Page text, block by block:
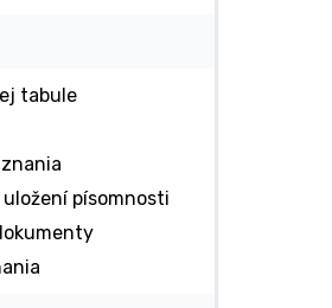
tabule
uložení písomnosti